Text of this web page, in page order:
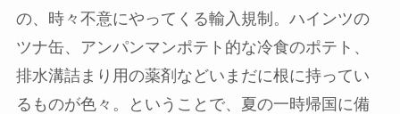
の、時々不意にやってくる輸入規制。ハインツの
ツナ缶、アンパンマンポテト的な冷食のポテト、
排水溝詰まり用の薬剤などいまだに根に持ってい
るものが色々。ということで、夏の一時帰国に備